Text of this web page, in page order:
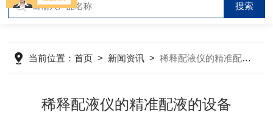
当前位置：首页 > 新闻资讯 >稀释配液仪的精准配液的设备
稀释配液仪的精准配液的设备